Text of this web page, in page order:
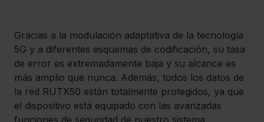
Gracias a la modulación adaptativa de la tecnología
5G y a diferentes esquemas de codificación, su tasa
de error es extremadamente baja y su alcance es
más amplio que nunca. Además, todos los datos de
la red RUTX50 están totalmente protegidos, ya que
el dispositivo está equipado con las avanzadas